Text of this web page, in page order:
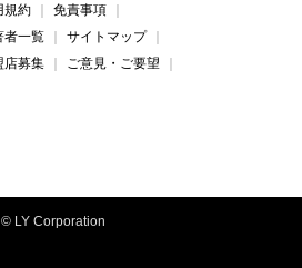
規約
免責事項
者一覧
サイトマップ
店募集
ご意見・ご要望
© LY Corporation